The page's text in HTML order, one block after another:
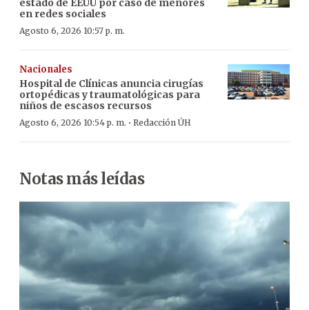
estado de EEUU por caso de menores
en redes sociales
Agosto 6, 2026 10:57 p. m.
Nacionales
Hospital de Clínicas anuncia cirugías
ortopédicas y traumatológicas para
niños de escasos recursos
Agosto 6, 2026 10:54 p. m. · Redacción ÚH
Notas más leídas